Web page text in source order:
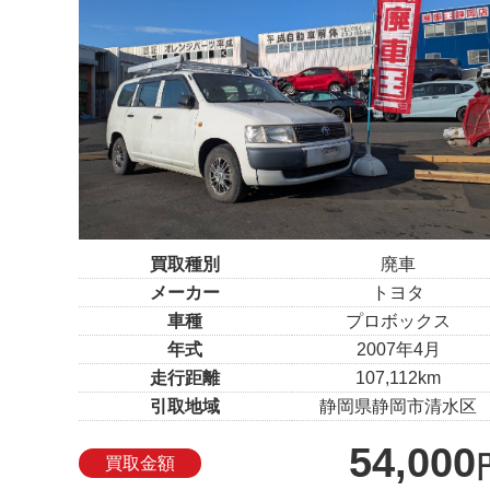
買取種別
廃車
メーカー
トヨタ
車種
プロボックス
年式
2007年4月
走行距離
107,112km
引取地域
静岡県静岡市清水区
買取金額 54,000